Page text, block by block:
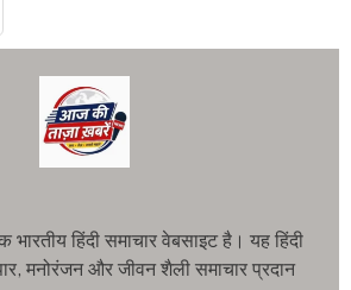
भारतीय हिंदी समाचार वेबसाइट है। यह हिंदी
मनोरंजन और जीवन शैली समाचार प्रदान